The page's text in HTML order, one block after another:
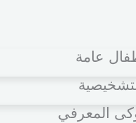
عامة
المعرفي